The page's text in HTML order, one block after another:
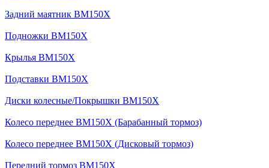
Задний маятник BM150X
Подножки BM150X
Крылья BM150X
Подставки BM150X
Диски колесные/Покрышки BM150X
Колесо переднее BM150X (Барабанный тормоз)
Колесо переднее BM150X (Дисковый тормоз)
Передний тормоз BM150X